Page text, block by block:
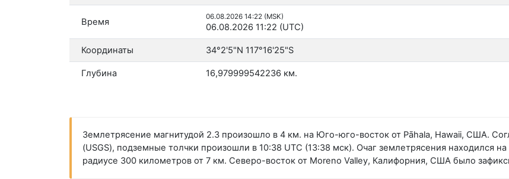
Время 06.08.2026 14:22 (MSK)
06.08.2026 11:22 (UTC)
Координаты 34°2'5"N 117°16'25"S
Глубина 16,979999542236 км.
Землетрясение магнитудой 2.3 произошло в 4 км. на Юго-юго-восток от Pāhala, Hawaii, США.
(USGS), подземные толчки произошли в 10:38 UTC (13:38 мск). Очаг землетрясения находился
радиусе 300 километров от 7 км. Северо-восток от Moreno Valley, Калифорния, США было